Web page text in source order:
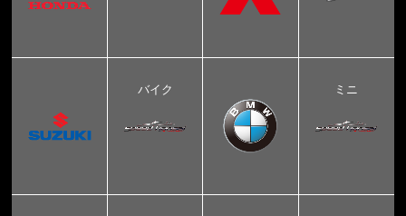
バイク ミニ